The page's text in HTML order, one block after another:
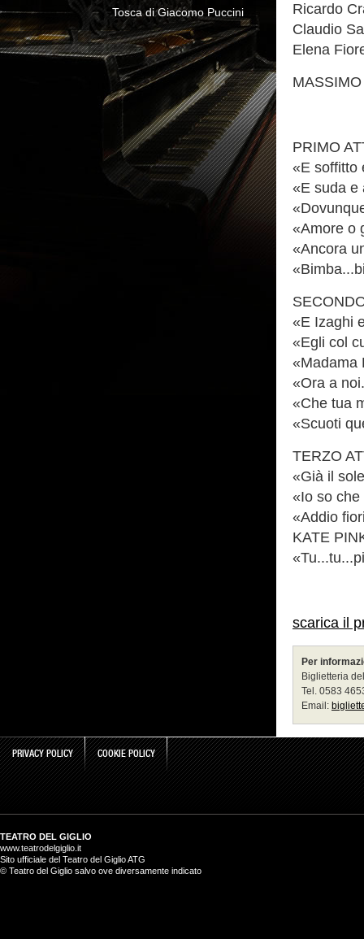
Tosca di Giacomo Puccini
Ricardo
Claudio
Elena
PRIMO
«E soffitto
«E suda e
«Amore o
«Ancora
«E Izaghi
«Egli col
«Madama
«Ora a
«Che tua
«Scuoti
TERZO
«Già il
«Io so
«Addio
KATE
scarica il
Per
Biglietteria
Tel. 0583
Email:
PRIVACY POLICY COOKIE POLICY
TEATRO DEL GIGLIO
www.teatrodelgiglio.it
Sito ufficiale del Teatro del Giglio ATG
© Teatro del Giglio salvo ove diversamente indicato